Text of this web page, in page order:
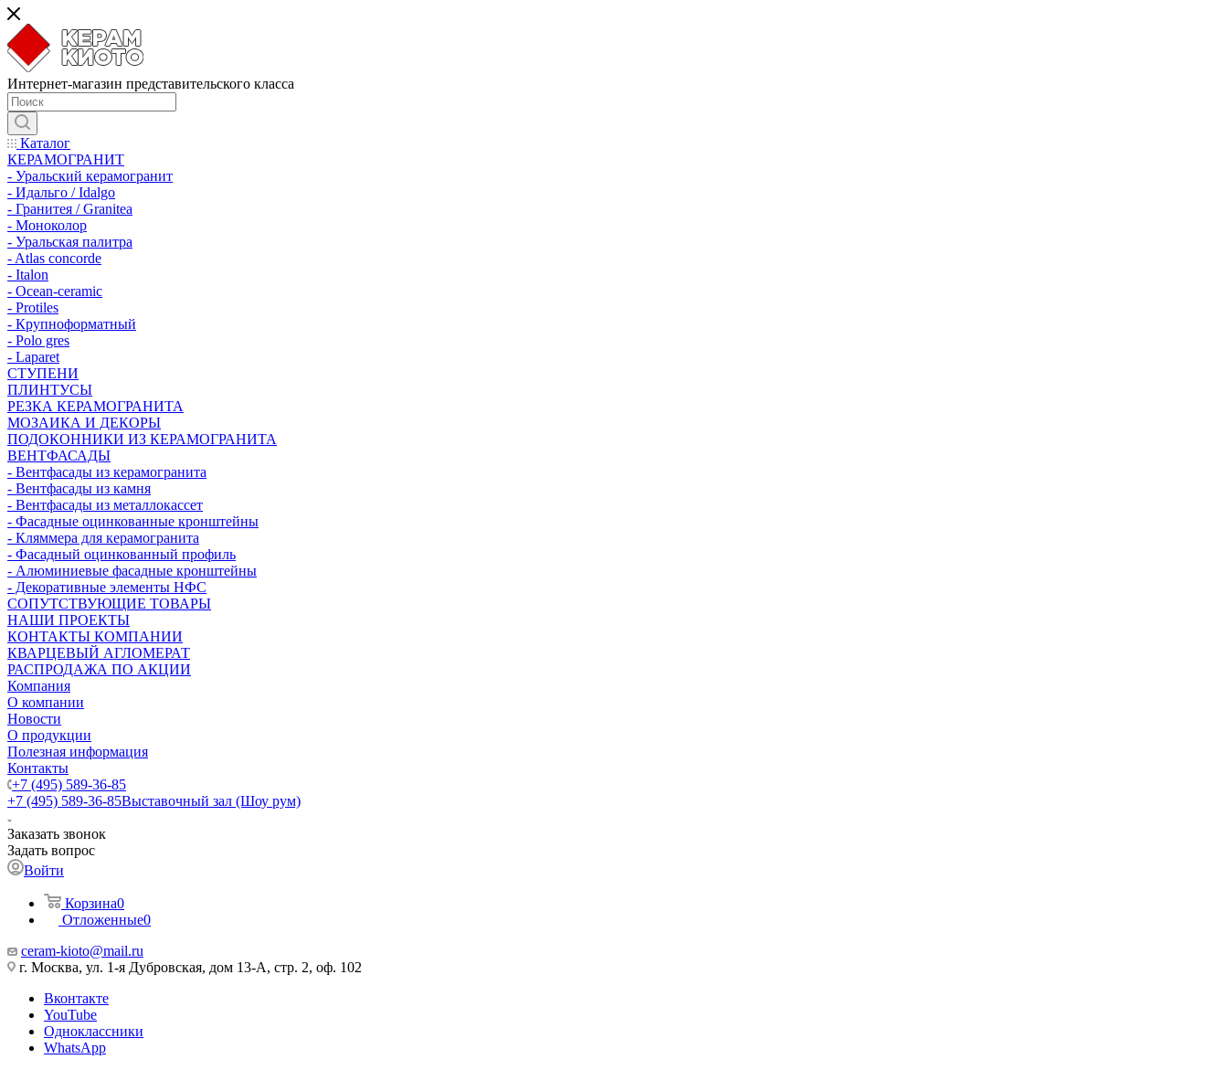
Интернет-магазин представительского класса
Каталог
КЕРАМОГРАНИТ
- Уральский керамогранит
- Идальго / Idalgo
- Гранитея / Granitea
- Моноколор
- Уральская палитра
- Atlas concorde
- Italon
- Ocean-ceramic
- Protiles
- Крупноформатный
- Polo gres
- Laparet
СТУПЕНИ
ПЛИНТУСЫ
РЕЗКА КЕРАМОГРАНИТА
МОЗАИКА И ДЕКОРЫ
ПОДОКОННИКИ ИЗ КЕРАМОГРАНИТА
ВЕНТФАСАДЫ
- Вентфасады из керамогранита
- Вентфасады из камня
- Вентфасады из металлокассет
- Фасадные оцинкованные кронштейны
- Кляммера для керамогранита
- Фасадный оцинкованный профиль
- Алюминиевые фасадные кронштейны
- Декоративные элементы НФС
СОПУТСТВУЮЩИЕ ТОВАРЫ
НАШИ ПРОЕКТЫ
КОНТАКТЫ КОМПАНИИ
КВАРЦЕВЫЙ АГЛОМЕРАТ
РАСПРОДАЖА ПО АКЦИИ
Компания
О компании
Новости
О продукции
Полезная информация
Контакты
+7 (495) 589-36-85
+7 (495) 589-36-85Выставочный зал (Шоу рум)
Заказать звонок
Задать вопрос
Войти
Корзина0
Отложенные0
ceram-kioto@mail.ru
г. Москва, ул. 1-я Дубровская, дом 13-А, стр. 2, оф. 102
Вконтакте
YouTube
Одноклассники
WhatsApp